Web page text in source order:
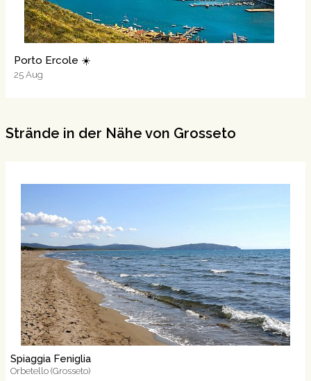
Porto Ercole ☀️
25Aug
Strände in der Nähe von Grosseto
Spiaggia Feniglia
Orbetello (Grosseto)